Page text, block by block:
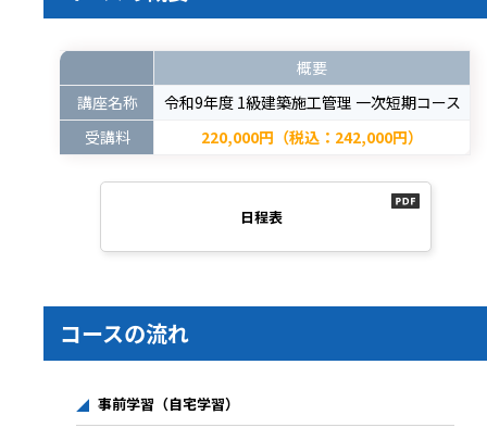
概要
講座名称
令和9年度 1級建築施工管理 一次短期コース
受講料
220,000円（税込：242,000円）
日程表
コースの流れ
事前学習（自宅学習）